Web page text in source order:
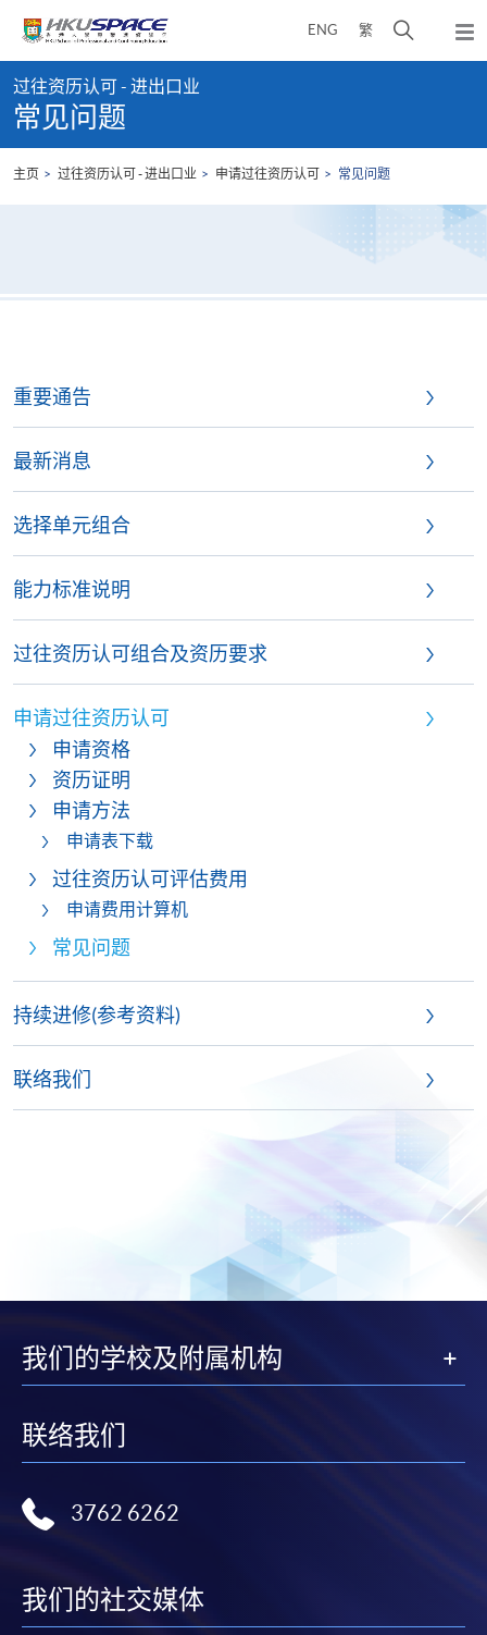
content
ENG 繁
开
弹
出
content
start
过往资历认可 - 进出口业
常见问题
主页 过往资历认可 - 进出口业 申请过往资历认可 常见问题
重要通告
最新消息
选择单元组合
能力标准说明
过往资历认可组合及资历要求
申请过往资历认可
申请资格
资历证明
申请方法
申请表下载
过往资历认可评估费用
申请费用计算机
常见问题
持续进修(参考资料)
联络我们
我们的学校及附属机构
联络我们
3762 6262
我们的社交媒体